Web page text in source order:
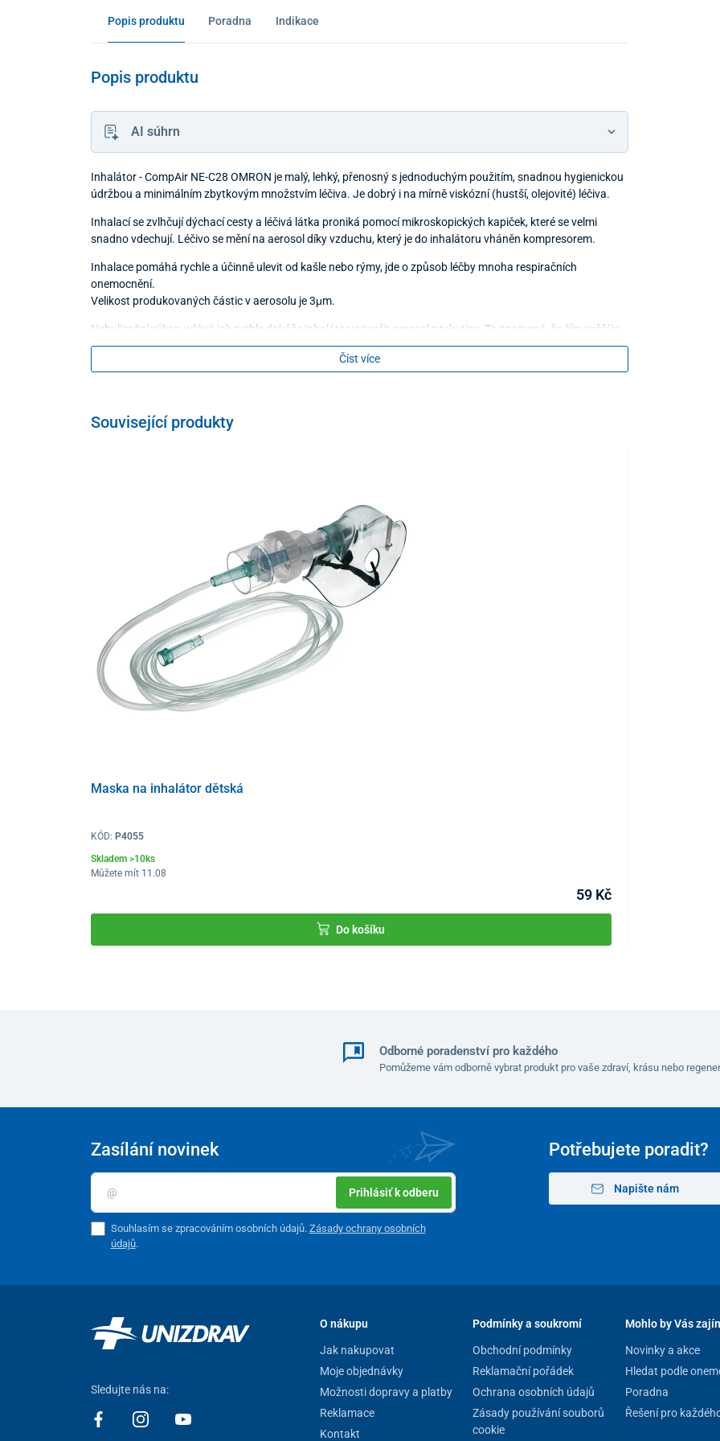
Popis produktu Poradna Indikace
Popis produktu
AI súhrn
Inhalátor - CompAir NE-C28 OMRON je malý, lehký, přenosný s jednoduchým použitím, snadnou hygienickou
údržbou a minimálním zbytkovým množstvím léčiva. Je dobrý i na mírně viskózní (hustší, olejovité) léčiva.
Inhalací se zvlhčují dýchací cesty a léčivá látka proniká pomocí mikroskopických kapiček, které se velmi
snadno vdechují. Léčivo se mění na aerosol díky vzduchu, který je do inhalátoru vháněn kompresorem.
Inhalace pomáhá rychle a účinně ulevit od kašle nebo rýmy, jde o způsob léčby mnoha respiračních
onemocnění.
Velikost produkovaných částic v aerosolu je 3μm.
Nebulizační výkon udává jak rychle dokáže inhalátor vytvořit aerosol z tekutiny. To znamená, že čím vyšší je
výkon, tím je čas inhalace kratší.
Přístroj se snadno čistí, lze jej sterilizovat.
přístroj
držák na formou aerosolu sadu
maska ​​pro děti a pro dospělé
nosný nástavec
Vincentka, 95 ml
cestovní pouzdro
návod k použití
záruční list
Objem nádoby na léčivo
Hlučnost
Číst více
Související produkty
Maska na inhalátor dětská
KÓD: P4055
Skladem >10ks
Můžete mít 11.08
59 Kč
Do košíku
Odborné poradenství pro každého
Pomůžeme vám odborně vybrat produkt pro vaše zdraví, krásu nebo
Potřebujete poradit?
Napište nám
Zasílání novinek
Prihlásiť k odberu
Souhlasím se zpracováním osobních údajů. Zásady ochrany osobních
údajů.
Sledujte nás na:
O nákupu
Jak nakupovat
Moje objednávky
Možnosti dopravy a platby
Reklamace
Kontakt
Podmínky a soukromí
Obchodní podmínky
Reklamační pořádek
Ochrana osobních údajů
Zásady používání souborů
cookie
Mohlo by Vás
Novinky a akce
Hledat podle
Poradna
Řešení pro